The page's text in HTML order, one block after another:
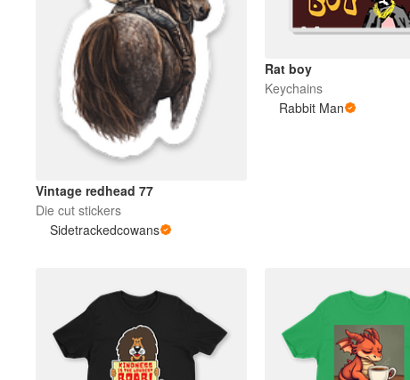
Vintage redhead 77
Die cut stickers
Sidetrackedcowans
Rat boy
Keychains
Rabbit Man